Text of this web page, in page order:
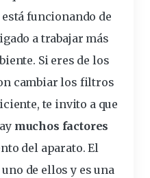
funcionando de
a trabajar más
Si eres de los
cambiar los filtros
te invito a que
muchos factores
del aparato.El
uno de ellos y es una